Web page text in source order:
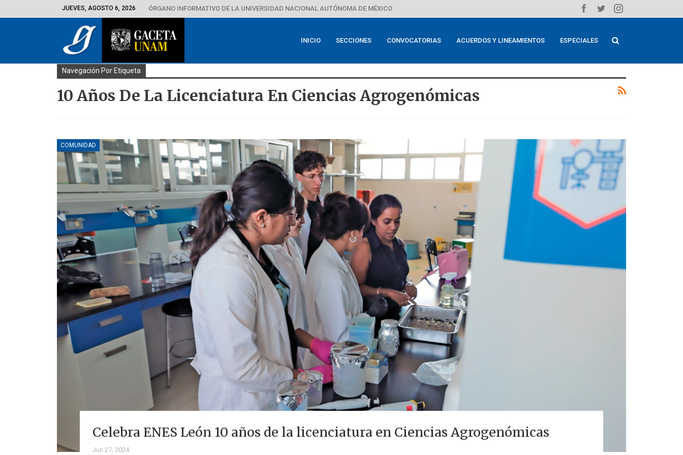
JUEVES, AGOSTO 6, 2026 ÓRGANO INFORMATIVO DE LA UNIVERSIDAD NACIONAL AUTÓNOMA DE MÉXICO
INICIO SECCIONES CONVOCATORIAS ACUERDOS Y LINEAMIENTOS ESPECIALES
Navegación Por Etiqueta
10 Años De La Licenciatura En Ciencias Agrogenómicas
COMUNIDAD
Celebra ENES León 10 años de la licenciatura en Ciencias Agrogenómicas
Jun 27, 2024